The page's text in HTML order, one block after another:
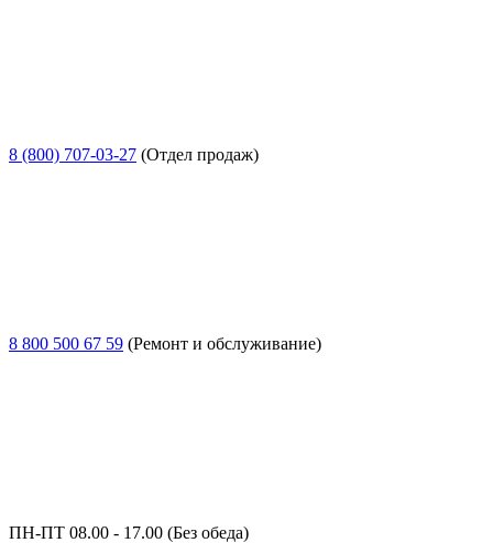
8 (800) 707-03-27 (Отдел продаж)
8 800 500 67 59 (Ремонт и обслуживание)
ПН-ПТ 08.00 - 17.00 (Без обеда)